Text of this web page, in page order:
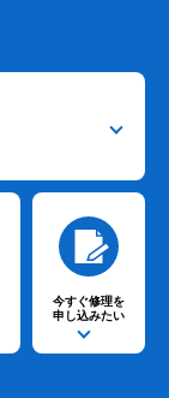
今すぐ修理を
申し込みたい